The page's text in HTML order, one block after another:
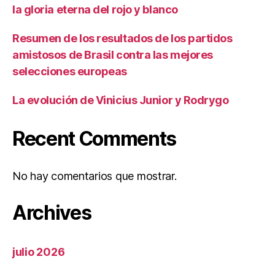
la gloria eterna del rojo y blanco
Resumen de los resultados de los partidos
amistosos de Brasil contra las mejores
selecciones europeas
La evolución de Vinicius Junior y Rodrygo
Recent Comments
No hay comentarios que mostrar.
Archives
julio 2026